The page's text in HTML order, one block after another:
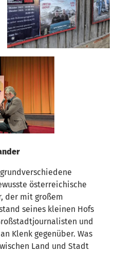
österreichische
der mit großem
seines kleinen Hofs
und
Klenk gegenüber. Was
Land und Stadt